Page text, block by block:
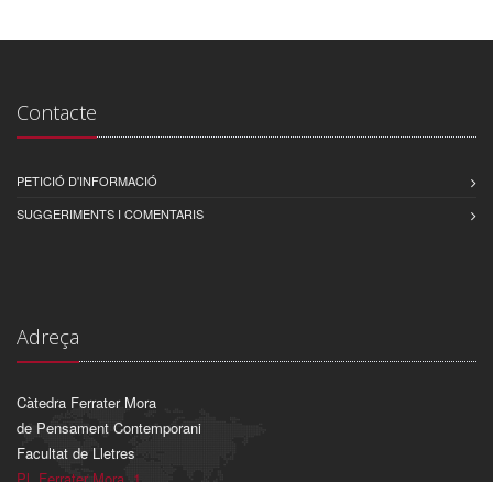
Contacte
PETICIÓ D'INFORMACIÓ
SUGGERIMENTS I COMENTARIS
Adreça
Càtedra Ferrater Mora
de Pensament Contemporani
Facultat de Lletres